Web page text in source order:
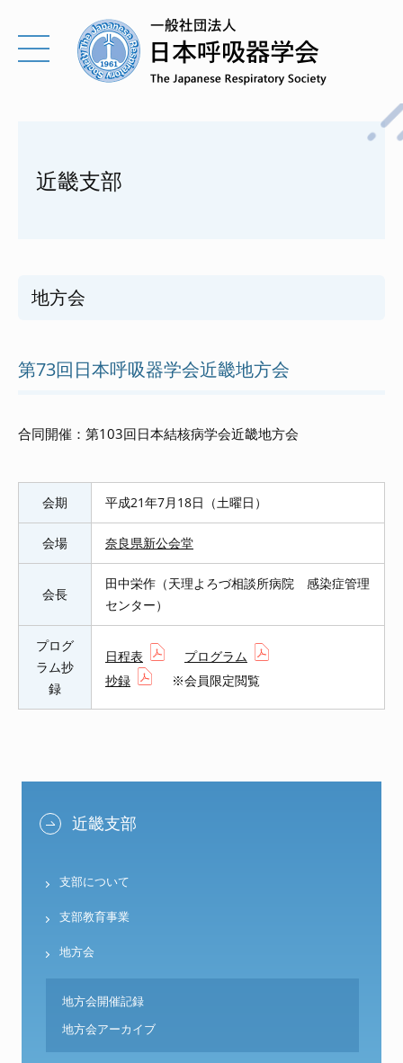
近畿支部
地方会
第73回日本呼吸器学会近畿地方会
合同開催：第103回日本結核病学会近畿地方会
会期 平成21年7月18日（土曜日）
会場 奈良県新公会堂
会長
田中栄作（天理よろづ相談所病院 感染症管理
センター）
プログ
ラム抄
録
日程表
プログラム
抄録
※会員限定閲覧
近畿支部
支部について
支部教育事業
地方会
地方会開催記録
地方会アーカイブ